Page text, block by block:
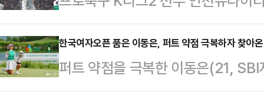
로 …
공동 선두로 나선 뒤 33일 만에 1
게 실책을 연발하며 스스로 무너졌
한 차례 맞대결에서 5이닝 무실점
어…
즌 1부리그 승격 가능성을 높였다.
에서 열린 수원과의 하나은행 K리
승리했다.이날 승리로 인천은 최근
내달리며 승점 41(13승 2무 1패)
한국여자오픈 품은 이동은, 퍼트 약점 극복하자 찾아
퍼트 약점을 극복한 이동은(21,
맛봤다.이동은은 15일 충북 음성